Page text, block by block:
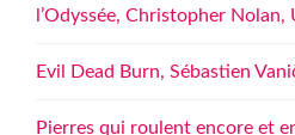
l’Odyssée, Christopher Nolan,
Evil Dead Burn, Sébastien
Pierres qui roulent encore et